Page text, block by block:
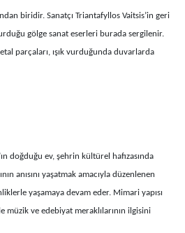
biridir. Sanatçı Triantafyllos Vaitsis’in geri
gölge sanat eserleri burada sergilenir.
parçaları, ışık vurduğunda duvarlarda
doğduğu ev, şehrin kültürel hafızasında
anısını yaşatmak amacıyla düzenlenen
yaşamaya devam eder. Mimari yapısı
müzik ve edebiyat meraklılarının ilgisini